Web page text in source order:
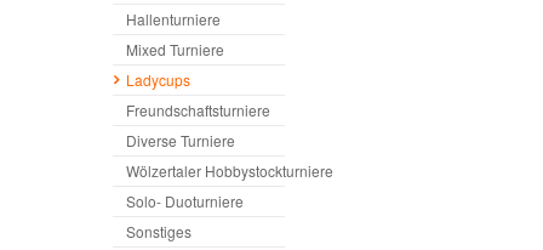
Hallenturniere
Mixed Turniere
Ladycups
Freundschaftsturniere
Diverse Turniere
Wölzertaler Hobbystockturniere
Solo- Duoturniere
Sonstiges